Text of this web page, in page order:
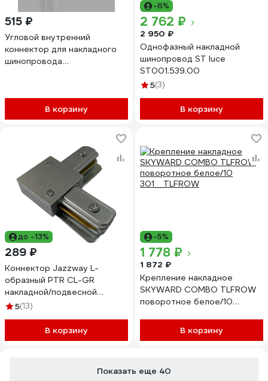
515 ₽
Угловой внутренний
коннектор для накладного
шинопровода
В корзину
-6%
2 762 ₽
2 950 ₽
Однофазный накладной
шинопровод ST luce
ST001.539.00
5(3)
В корзину
до -13%
289 ₽
Коннектор Jazzway L-
образный PTR CL-GR
накладной/подвесной
шинопровод серый 5023864
5(13)
В корзину
-5%
1 778 ₽
1 872 ₽
Крепление накладное
SKYWARD COMBO TLFROW
поворотное белое/10
В корзину
Показать еще 40